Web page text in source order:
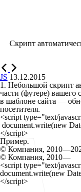
Скрипт
JS 13.12.2015
1. Небольшой скрипт
части (футере) вашего
в шаблоне сайта —
посетителя.
<script type="text/
document.write(new
</script>
Пример.
© Компания, 2010—
© Компания, 2010—
<script type="text/
document.write(new
</script>